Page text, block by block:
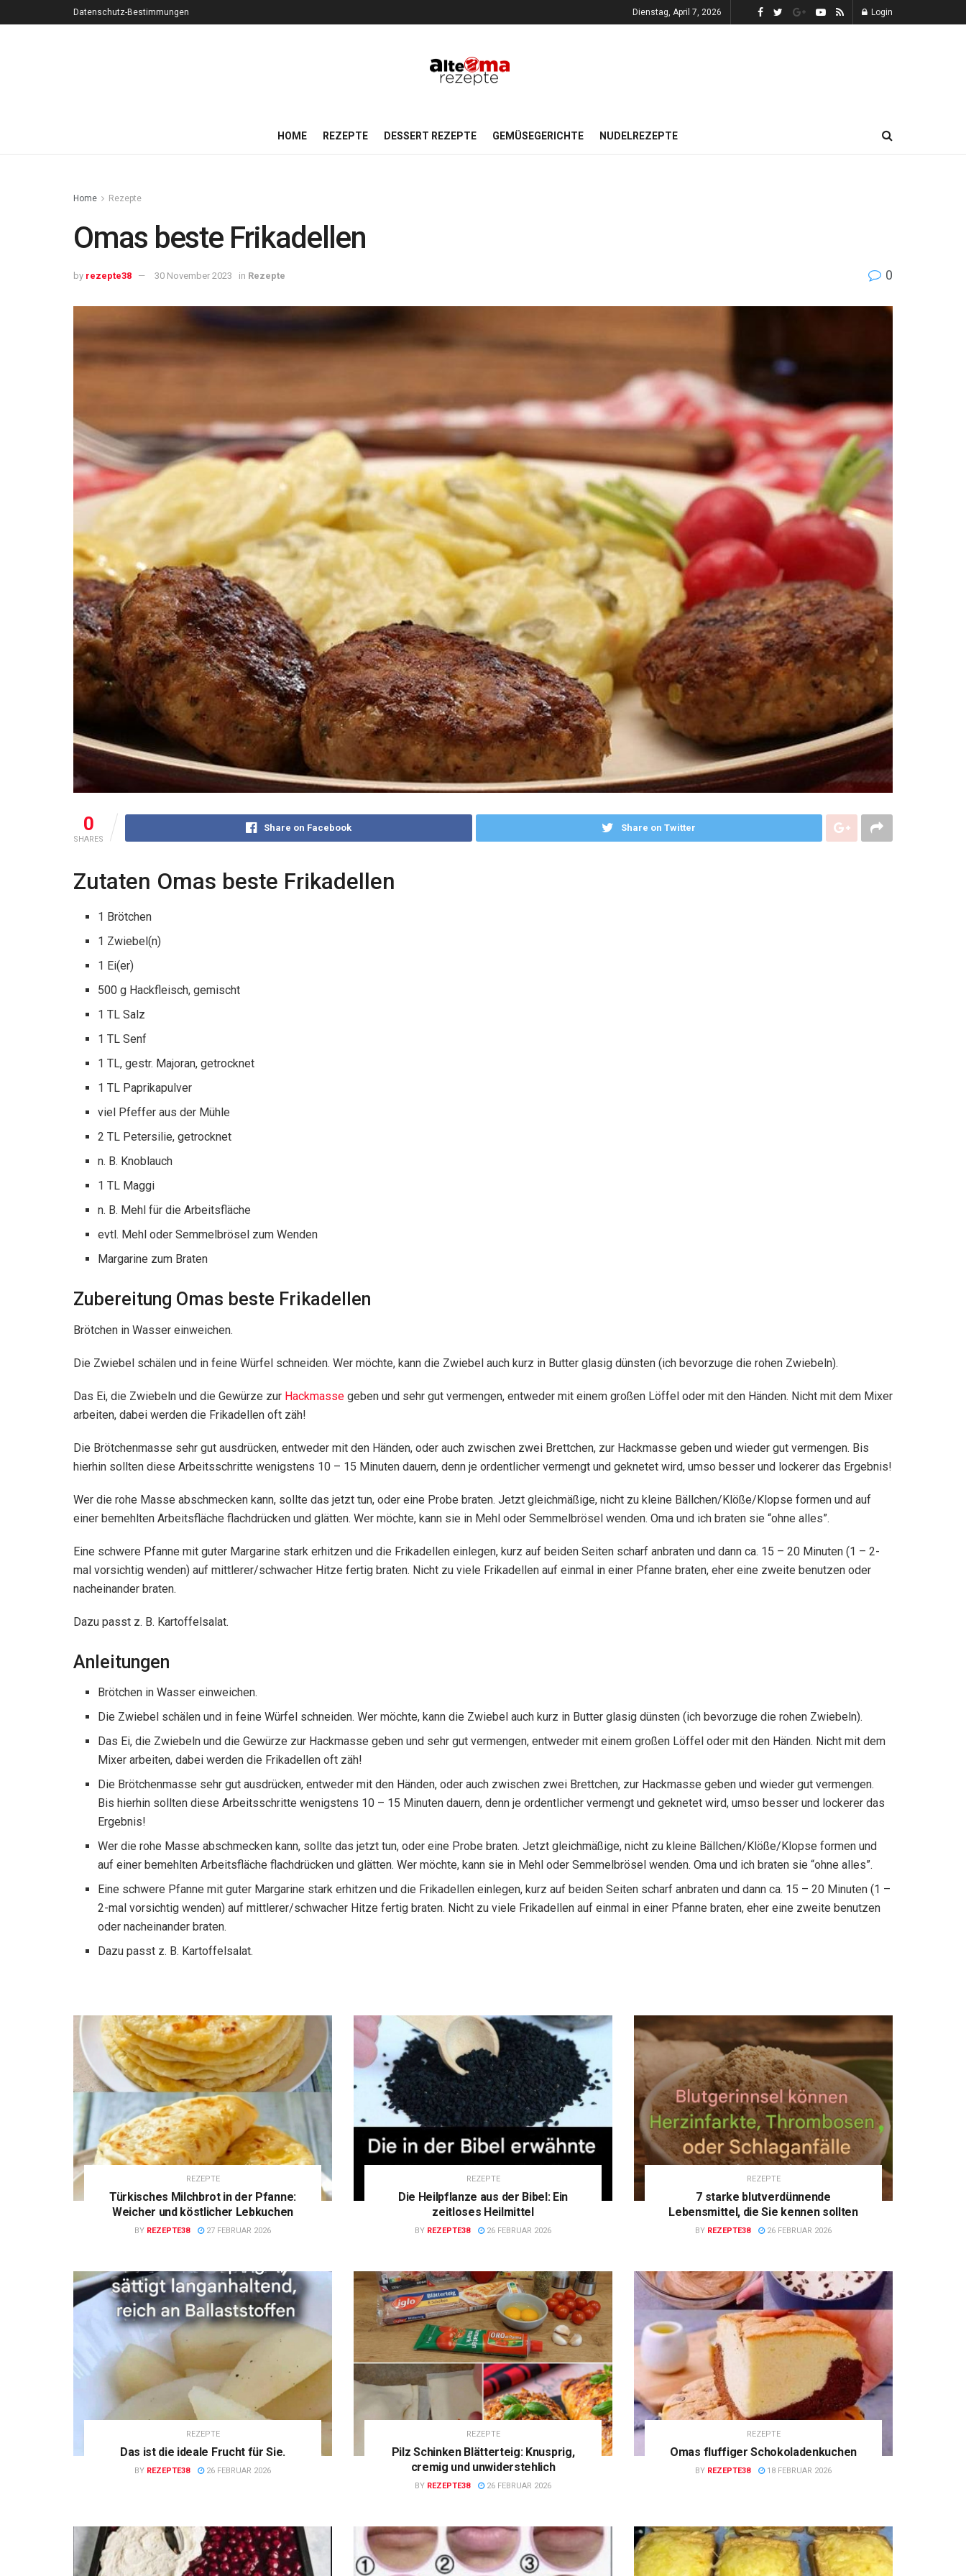
Datenschutz-Bestimmungen Dienstag, April 7, 2026 Login
HOME REZEPTE DESSERT REZEPTE GEMÜSEGERICHTE NUDELREZEPTE
Home Rezepte
Omas beste Frikadellen
by rezepte38 30 November 2023 in Rezepte 0
0
SHARES
Share on Facebook Share on Twitter
Zutaten Omas beste Frikadellen
1 Brötchen
1 Zwiebel(n)
1 Ei(er)
500 g Hackfleisch, gemischt
1 TL Salz
1 TL Senf
1 TL, gestr. Majoran, getrocknet
1 TL Paprikapulver
viel Pfeffer aus der Mühle
2 TL Petersilie, getrocknet
n. B. Knoblauch
1 TL Maggi
n. B. Mehl für die Arbeitsfläche
evtl. Mehl oder Semmelbrösel zum Wenden
Margarine zum Braten
Zubereitung Omas beste Frikadellen
Brötchen in Wasser einweichen.
Die Zwiebel schälen und in feine Würfel schneiden. Wer möchte, kann die Zwiebel auch kurz in Butter glasig dünsten (ich bevorzuge die rohen Zwiebeln).
Das Ei, die Zwiebeln und die Gewürze zur Hackmasse geben und sehr gut vermengen, entweder mit einem großen Löffel oder mit den Händen. Nicht mit dem Mixer
arbeiten, dabei werden die Frikadellen oft zäh!
Die Brötchenmasse sehr gut ausdrücken, entweder mit den Händen, oder auch zwischen zwei Brettchen, zur Hackmasse geben und wieder gut vermengen. Bis
hierhin sollten diese Arbeitsschritte wenigstens 10 – 15 Minuten dauern, denn je ordentlicher vermengt und geknetet wird, umso besser und lockerer das Ergebnis!
Wer die rohe Masse abschmecken kann, sollte das jetzt tun, oder eine Probe braten. Jetzt gleichmäßige, nicht zu kleine Bällchen/Klöße/Klopse formen und auf
einer bemehlten Arbeitsfläche flachdrücken und glätten. Wer möchte, kann sie in Mehl oder Semmelbrösel wenden. Oma und ich braten sie “ohne alles”.
Eine schwere Pfanne mit guter Margarine stark erhitzen und die Frikadellen einlegen, kurz auf beiden Seiten scharf anbraten und dann ca. 15 – 20 Minuten (1 – 2-
mal vorsichtig wenden) auf mittlerer/schwacher Hitze fertig braten. Nicht zu viele Frikadellen auf einmal in einer Pfanne braten, eher eine zweite benutzen oder
nacheinander braten.
Dazu passt z. B. Kartoffelsalat.
Anleitungen
Brötchen in Wasser einweichen.
Die Zwiebel schälen und in feine Würfel schneiden. Wer möchte, kann die Zwiebel auch kurz in Butter glasig dünsten (ich bevorzuge die rohen Zwiebeln).
Das Ei, die Zwiebeln und die Gewürze zur Hackmasse geben und sehr gut vermengen, entweder mit einem großen Löffel oder mit den Händen. Nicht mit dem
Mixer arbeiten, dabei werden die Frikadellen oft zäh!
Die Brötchenmasse sehr gut ausdrücken, entweder mit den Händen, oder auch zwischen zwei Brettchen, zur Hackmasse geben und wieder gut vermengen.
Bis hierhin sollten diese Arbeitsschritte wenigstens 10 – 15 Minuten dauern, denn je ordentlicher vermengt und geknetet wird, umso besser und lockerer das
Ergebnis!
Wer die rohe Masse abschmecken kann, sollte das jetzt tun, oder eine Probe braten. Jetzt gleichmäßige, nicht zu kleine Bällchen/Klöße/Klopse formen und
auf einer bemehlten Arbeitsfläche flachdrücken und glätten. Wer möchte, kann sie in Mehl oder Semmelbrösel wenden. Oma und ich braten sie “ohne alles”.
Eine schwere Pfanne mit guter Margarine stark erhitzen und die Frikadellen einlegen, kurz auf beiden Seiten scharf anbraten und dann ca. 15 – 20 Minuten (1 –
2-mal vorsichtig wenden) auf mittlerer/schwacher Hitze fertig braten. Nicht zu viele Frikadellen auf einmal in einer Pfanne braten, eher eine zweite benutzen
oder nacheinander braten.
Dazu passt z. B. Kartoffelsalat.
REZEPTE
Türkisches Milchbrot in der Pfanne:
Weicher und köstlicher Lebkuchen
BY REZEPTE38 27 FEBRUAR 2026
REZEPTE
Die Heilpflanze aus der Bibel: Ein
zeitloses Heilmittel
BY REZEPTE38 26 FEBRUAR 2026
REZEPTE
7 starke blutverdünnende
Lebensmittel, die Sie kennen sollten
BY REZEPTE38 26 FEBRUAR 2026
REZEPTE
Das ist die ideale Frucht für Sie.
BY REZEPTE38 26 FEBRUAR 2026
REZEPTE
Pilz Schinken Blätterteig: Knusprig,
cremig und unwiderstehlich
BY REZEPTE38 26 FEBRUAR 2026
REZEPTE
Omas fluffiger Schokoladenkuchen
BY REZEPTE38 18 FEBRUAR 2026